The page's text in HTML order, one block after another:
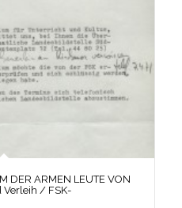
DER ARMEN LEUTE VON
Verleih / FSK-